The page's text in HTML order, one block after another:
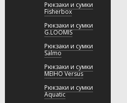
Рюкзаки и сумки
Fisherbox
Рюкзаки и сумки
G.LOOMIS
Рюкзаки и сумки
Salmo
Рюкзаки и сумки
MEIHO Versus
Рюкзаки и сумки
Aquatic